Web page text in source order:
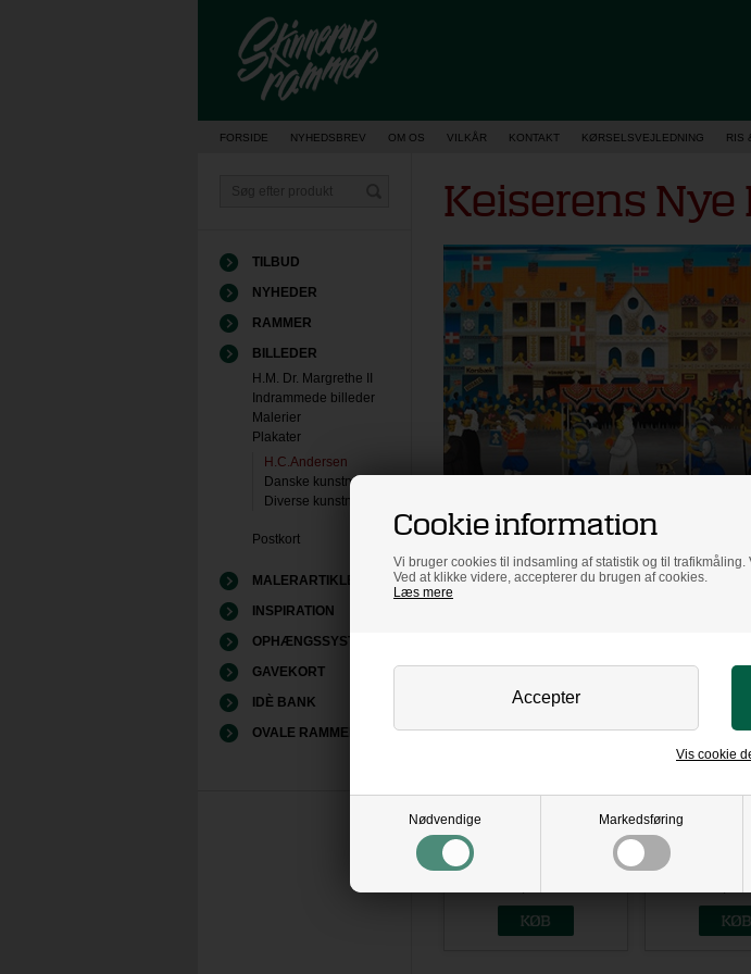
Cookie information
Vi bruger cookies til indsamling af statistik og til
Ved at klikke videre, accepterer du brugen af cookies.
Læs mere
Nødvendige Markedsføring
Vis cookie
FORSIDE NYHEDSBREV OM OS VILKÅR KONTAKT KØRSELSVEJLEDNING RIS
TILBUD
NYHEDER
RAMMER
BILLEDER
H.M. Dr. Margrethe II
Indrammede billeder
Malerier
Plakater
H.C.Andersen
Danske kunstnere
Diverse kunstnere
Postkort
MALERARTIKLER
INSPIRATION
OPHÆNGSSYSTEMER
GAVEKORT
IDÈ BANK
OVALE RAMMER
Keiserens
Relaterede produkter
Skifteramme 59,4x84 A1
GLAS, KØB HER!
Skifteramme